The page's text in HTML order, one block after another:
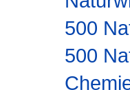
500
500